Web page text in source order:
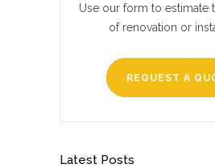
Use our form to estimate
of renovation or
REQUEST A
Latest Posts